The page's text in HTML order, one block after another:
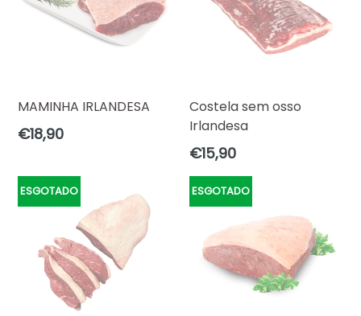
MAMINHA IRLANDESA
Preço
normal
€18,90
Costela sem osso
Irlandesa
Preço
normal
€15,90
ESGOTADO ESGOTADO